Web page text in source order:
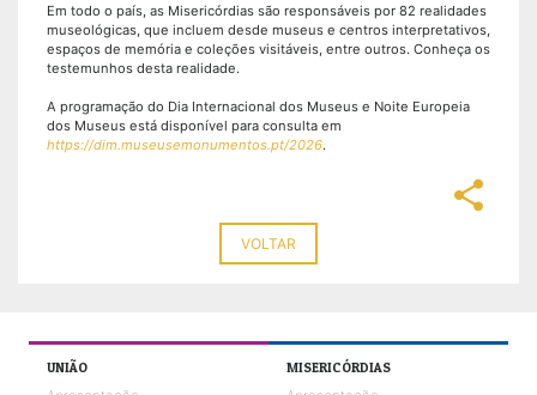
Em todo o país, as Misericórdias são responsáveis por 82 realidades
museológicas, que incluem desde museus e centros interpretativos,
espaços de memória e coleções visitáveis, entre outros. Conheça os
testemunhos desta realidade.
A programação do Dia Internacional dos Museus e Noite Europeia
dos Museus está disponível para consulta em
https://dim.museusemonumentos.pt/2026.
share
VOLTAR
UNIÃO MISERICÓRDIAS